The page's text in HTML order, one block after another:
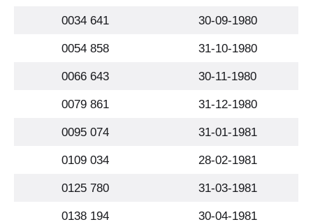
0034 641 30-09-1980
0054 858 31-10-1980
0066 643 30-11-1980
0079 861 31-12-1980
0095 074 31-01-1981
0109 034 28-02-1981
0125 780 31-03-1981
0138 194 30-04-1981